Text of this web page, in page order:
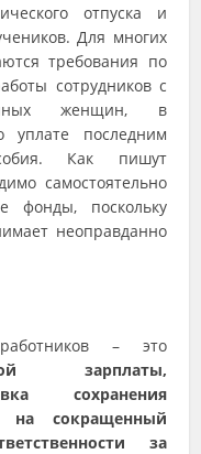
отпуска и
Для многих
требования по
сотрудников с
женщин, в
уплате последним
Как пишут
самостоятельно
фонды, поскольку
неоправданно
– это
зарплаты,
сохранения
на сокращенный
за